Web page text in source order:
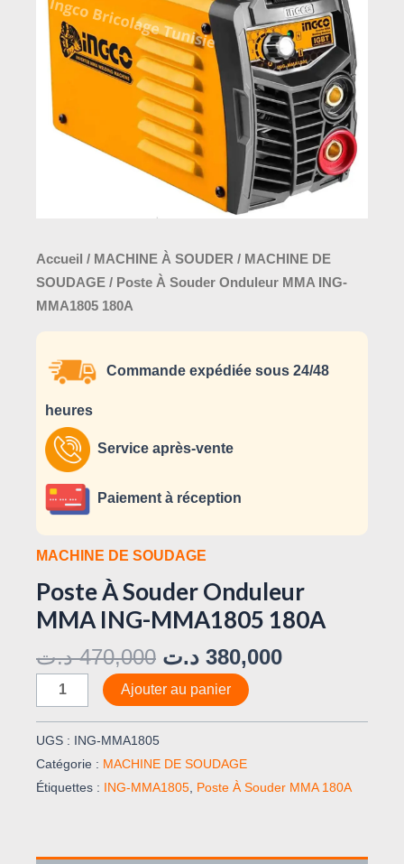
Accueil / MACHINE À SOUDER / MACHINE DE
SOUDAGE / Poste À Souder Onduleur MMA ING-
MMA1805 180A
Commande expédiée sous 24/48
heures
Service après-vente
Paiement à réception
MACHINE DE SOUDAGE
Poste À Souder Onduleur
MMA ING-MMA1805 180A
470,000 د.ت 380,000 د.ت
Onduleur
MMA
ING-
MMA1805
180A
Ajouter au panier
UGS : ING-MMA1805
Catégorie : MACHINE DE SOUDAGE
Étiquettes : ING-MMA1805, Poste À Souder MMA 180A